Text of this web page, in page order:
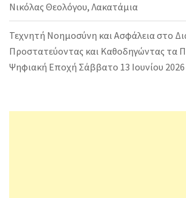
Νικόλας Θεολόγου, Λακατάμια
Τεχνητή Νοημοσύνη και Ασφάλεια στο
Προστατεύοντας και Καθοδηγώντας τα
Ψηφιακή Εποχή Σάββατο 13 Ιουνίου 2026